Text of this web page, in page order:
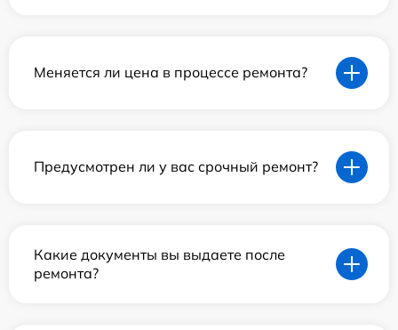
Меняется ли цена в процессе ремонта?
Предусмотрен ли у вас срочный ремонт?
Какие документы вы выдаете после
ремонта?